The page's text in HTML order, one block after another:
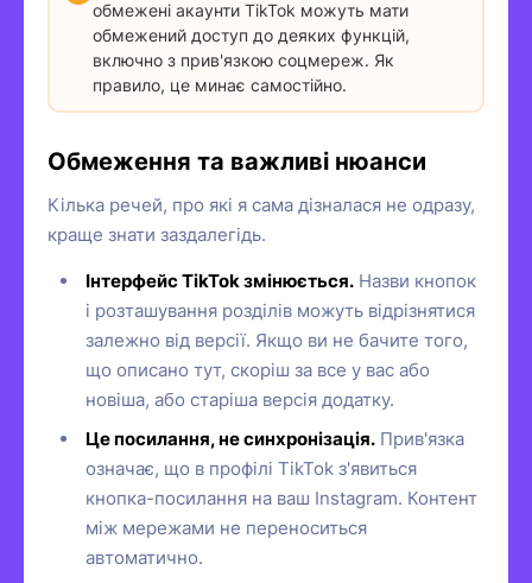
обмежені акаунти TikTok можуть мати
обмежений доступ до деяких функцій,
включно з прив'язкою соцмереж. Як
правило, це минає самостійно.
Обмеження та важливі нюанси
Кілька речей, про які я сама дізналася не одразу,
краще знати заздалегідь.
Інтерфейс TikTok змінюється. Назви кнопок
і розташування розділів можуть відрізнятися
залежно від версії. Якщо ви не бачите того,
що описано тут, скоріш за все у вас або
новіша, або старіша версія додатку.
Це посилання, не синхронізація. Прив'язка
означає, що в профілі TikTok з'явиться
кнопка-посилання на ваш Instagram. Контент
між мережами не переноситься
автоматично.